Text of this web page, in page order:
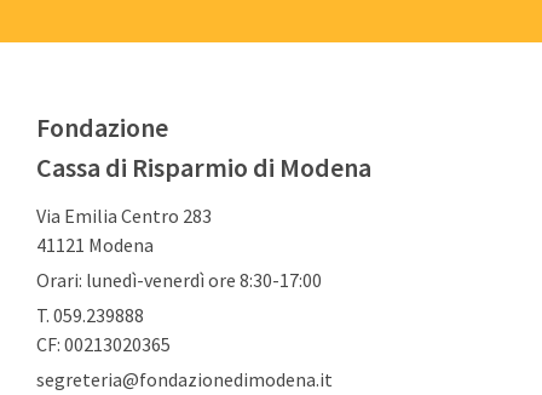
Fondazione
Cassa di Risparmio di Modena
Via Emilia Centro 283
41121 Modena
Orari: lunedì-venerdì ore 8:30-17:00
T. 059.239888
CF: 00213020365
segreteria@fondazionedimodena.it